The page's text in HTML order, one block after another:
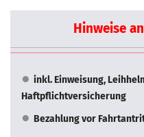
Hinweise
inkl. Einweisung,
Haftpflichtversicherung
Bezahlung vor